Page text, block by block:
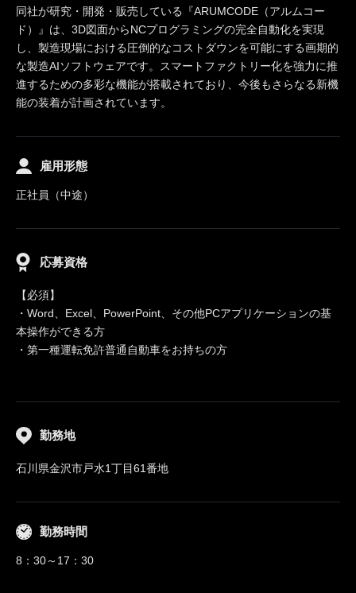
同社が研究・開発・販売している『ARUMCODE（アルムコー
ド）』は、3D図面からNCプログラミングの完全自動化を実現
し、製造現場における圧倒的なコストダウンを可能にする画期的
な製造AIソフトウェアです。スマートファクトリー化を強力に推
進するための多彩な機能が搭載されており、今後もさらなる新機
能の装着が計画されています。
雇用形態
正社員（中途）
応募資格
【必須】
・Word、Excel、PowerPoint、その他PCアプリケーションの基
本操作ができる方
・第一種運転免許普通自動車をお持ちの方
勤務地
石川県金沢市戸水1丁目61番地
勤務時間
8：30～17：30